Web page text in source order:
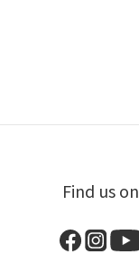
Find us on